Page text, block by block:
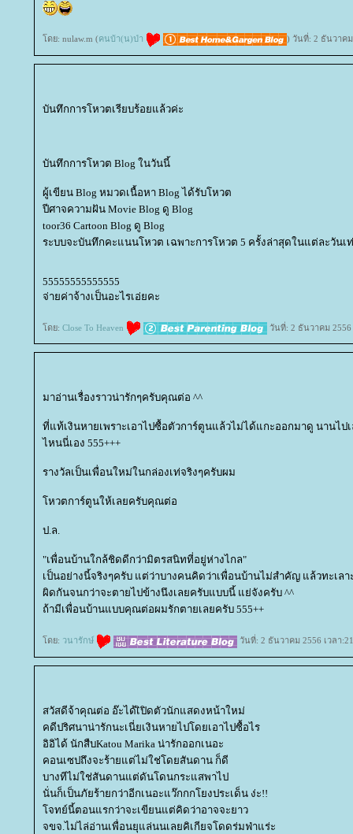
ดย: nulaw.m (คนบ้า(น)ป่า ) วันที่: 2 ธันวาคม
บันทึกการโหวตเรียบร้อยแล้วค่ะ
บันทึกการโหวต Blog ในวันนี้
ผู้เขียน Blog หมวดเนื้อหา Blog ได้รับโหวต
ปีศาจความฝัน Movie Blog ดู Blog
toor36 Cartoon Blog ดู Blog
ระบบจะบันทึกคะแนนโหวต เฉพาะการโหวต 5 ครั้งล่าสุดในแต่ละวันเ
55555555555555
จ่ายค่าจ้างเป็นอะไรเอ่ยคะ
ดย: Close To Heaven วันที่: 2 ธันวาคม 2556
มาอ่านเรื่องราวน่ารักๆครับคุณต่อ ^^
ที่แท้เงินหายเพราะเอาไปซื้อตัวการ์ตูนแล้วไม่ได้แกะออกมาดู นานไป
ไหนนี่เอง 555+++
รางวัลเป็นเพื่อนใหม่ในกล่องเท่จริงๆครับผม
หวตการ์ตูนให้เลยครับคุณต่อ
ป.ล.
"เพื่อนบ้านใกล้ชิดดีกว่ามิตรสนิทที่อยู่ห่างไกล"
เป็นอย่างนี้จริงๆครับ แต่ว่าบางคนคิดว่าเพื่อนบ้านไม่สำคัญ แล้วทะเล
ผิดกันจนกว่าจะตายไปข้างนึงเลยครับแบบนี้ แย่จังครับ ^^
ถ้ามีเพื่อนบ้านแบบคุณต่อผมรักตายเลยครับ 555++
ดย: วนารักษ์ วันที่: 2 ธันวาคม 2556 เวลา
สวัสดีจ้าคุณต่อ อ๊ะได้เิปิดตัวนักแสดงหน้าใหม่
คดีปริศนาน่ารักนะเนี่ยเงินหายไปโดยเอาไปซื้อไร
อิอิได้ นักสืบKatou Marika น่ารักออกเนอะ
คอนเซปถึงจะร้ายแต่ไม่ใช่โดยสันดาน ก็ดี
บางทีไม่ใช่สันดานแต่ดันโดนกระแสพาไป
นั่นก็เป็นภัยร้ายกว่าอีกเนอะแว๊กกกโยงประเด็น ง่ะ!!
จทย์นี้ตอนแรกว่าจะเขียนแต่คิดว่าอาจจะยาว
จขจ.ไม่ไล่อ่านเพื่อนยุแล่นนเลยคิเกียจโดดร่มฟ่าแร่ะ